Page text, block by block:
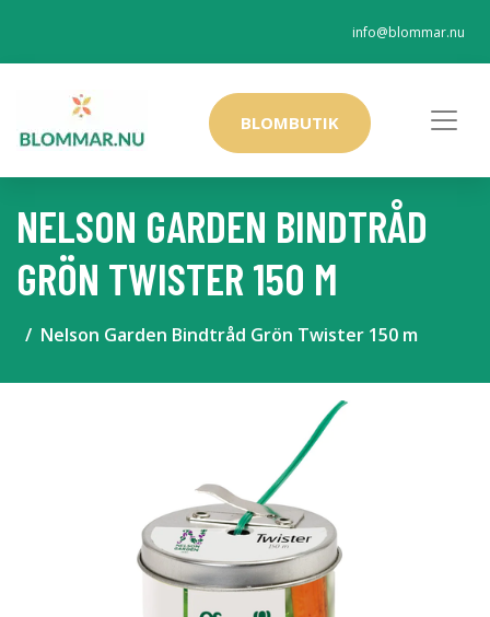
info@blommar.nu
BLOMBUTIK
NELSON GARDEN BINDTRÅD
GRÖN TWISTER 150 M
Nelson Garden Bindtråd Grön Twister 150 m